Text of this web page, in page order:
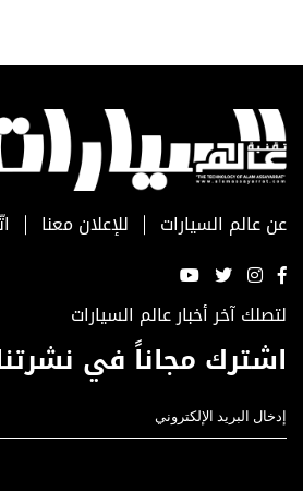
عن عالم السيارات للإعلان معنا
لتصلك آخر أخبار عالم السيارات
اشترك مجاناً في